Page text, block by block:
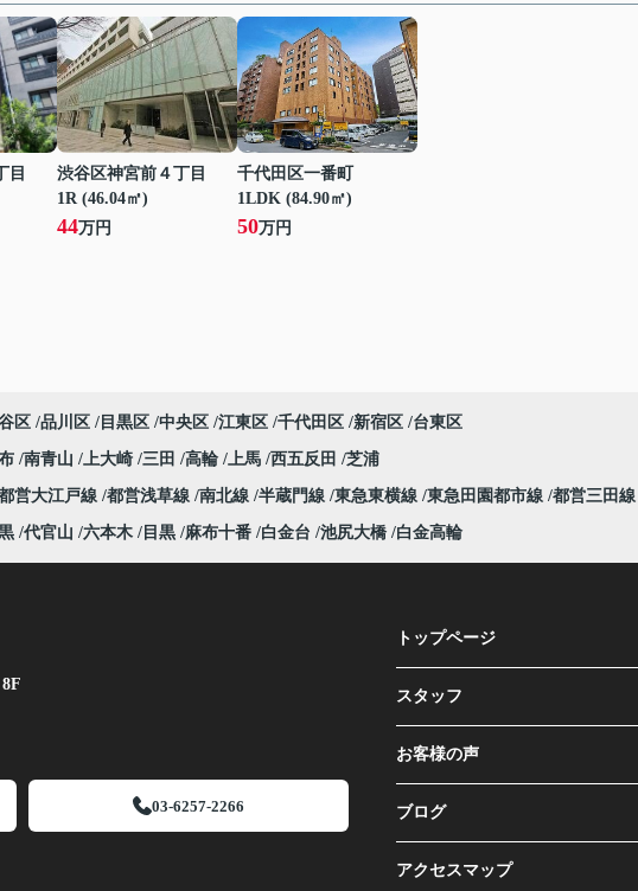
目
渋谷区神宮前４丁目
1R (46.04㎡)
44万円
千代田区一番町
1LDK (84.90㎡)
50万円
区 品川区 目黒区 中央区 江東区 千代田区 新宿区 台東区
南青山 上大崎 三田 高輪 上馬 西五反田 芝浦
営大江戸線 都営浅草線 南北線 半蔵門線 東急東横線 東急田園都市線 都営三田
代官山 六本木 目黒 麻布十番 白金台 池尻大橋 白金高輪
03-6257-2266
トップページ
スタッフ
お客様の声
ブログ
アクセスマップ